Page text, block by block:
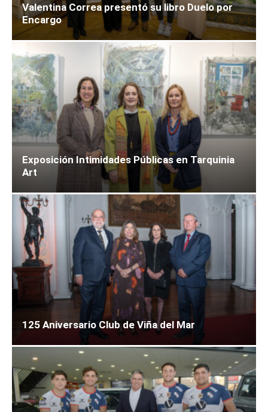
Valentina Correa presentó su libro Duelo por
Encargo
Exposición Intimidades Públicas en Tarquinia
Art
125 Aniversario Club de Viña del Mar